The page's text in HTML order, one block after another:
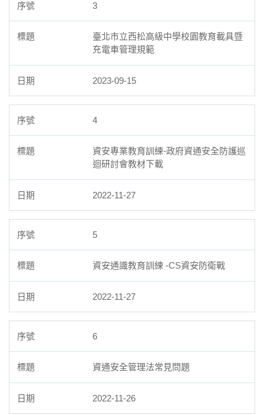
3
臺北市立西松高級中學校園教育載具暨
充電車管理規範
2023-09-15
4
資安專業教育訓練-政府資通安全防護巡
迴研討會教材下載
2022-11-27
5
資安通識教育訓練 -CS資安防衛戰
2022-11-27
6
資通安全管理法常見問題
2022-11-26